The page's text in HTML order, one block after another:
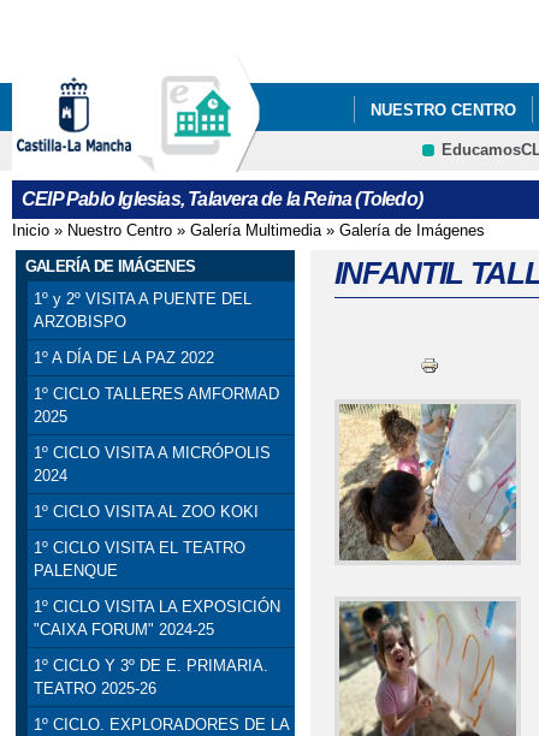
NUESTRO CENTRO
5ºY6º PODCAST_
CEIP Pablo Iglesias, Talavera de la Reina (Toledo)
Se encuentra usted aquí
Inicio » Nuestro Centro » Galería Multimedia» Galería de Imágenes
GALERÍA DE IMÁGENES
1º y 2º VISITA A PUENTE DEL
ARZOBISPO
1º A DÍA DE LA PAZ 2022
1º CICLO TALLERES AMFORMAD
2025
1º CICLO VISITA A MICRÓPOLIS
2024
1º CICLO VISITA AL ZOO KOKI
1º CICLO VISITA EL TEATRO
PALENQUE
1º CICLO VISITA LA EXPOSICIÓN
"CAIXA FORUM" 2024-25
1º CICLO Y 3º DE E. PRIMARIA.
TEATRO 2025-26
1º CICLO. EXPLORADORES DE LA
INFANTIL